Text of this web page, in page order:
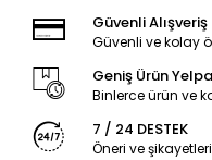
Güvenli Alışveriş
Güvenli ve kolay
Geniş Ürün
Binlerce ürün ve
7 / 24 DESTEK
Öneri ve